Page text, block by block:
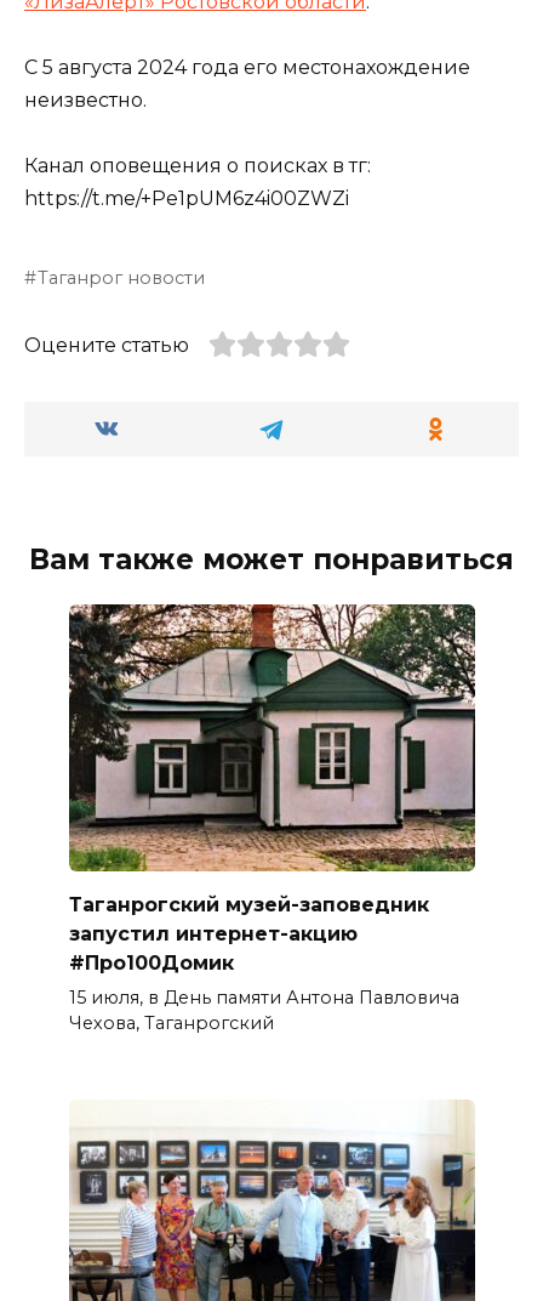
С 5 августа 2024 года его местонахождение
неизвестно.
Канал оповещения о поисках в тг:
https://t.me/+Pe1pUM6z4i00ZWZi
Таганрог новости
Оцените статью
Вам также может понравиться
Таганрогский музей-заповедник
запустил интернет-акцию
#Про100Домик
15 июля, в День памяти Антона Павловича
Чехова, Таганрогский